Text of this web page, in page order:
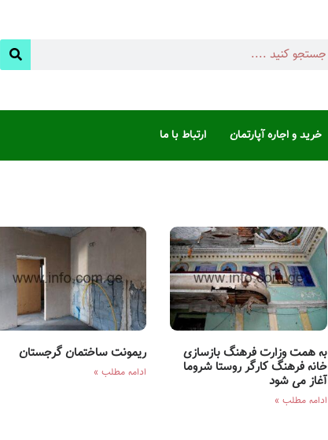
خرید و اجاره آپارتمان ارتباط با ما
به همت وزارت فرهنگ بازسازی
خانه فرهنگ کارگر روستا شروما
آغاز می شود
ادامه مطلب »
ریمونت ساختمان گرجستان
ادامه مطلب »